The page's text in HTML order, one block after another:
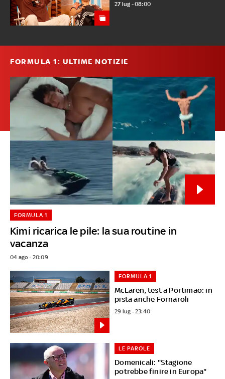
27 lug - 08:00
FORMULA 1: ULTIME NOTIZIE
Kimi ricarica le pile: la sua routine in
vacanza
FORMULA 1
04 ago - 20:09
McLaren, test a Portimao: in
pista anche Fornaroli
FORMULA 1
29 lug - 23:40
Domenicali: "Stagione
potrebbe finire in Europa"
LE PAROLE